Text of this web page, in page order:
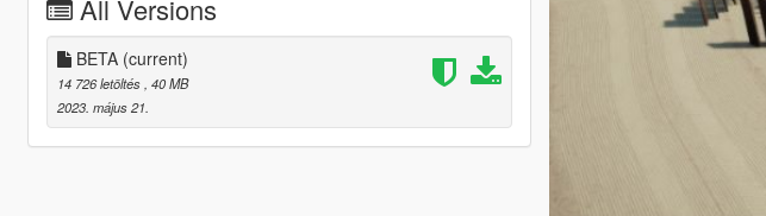
All Versions
BETA (current)
14 726 letöltés , 40 MB
2023. május 21.